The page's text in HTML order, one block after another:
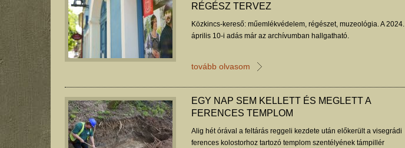
RÉGÉSZ TERVEZ
Közkincs-kereső: műemlékvédelem, régészet, muzeológia. A 2024.
április 10-i adás már az archívumban hallgatható.
tovább olvasom
EGY NAP SEM KELLETT ÉS MEGLETT A
FERENCES TEMPLOM
Alig hét órával a feltárás reggeli kezdete után előkerült a visegrádi
ferences kolostorhoz tartozó templom szentélyének támpillér